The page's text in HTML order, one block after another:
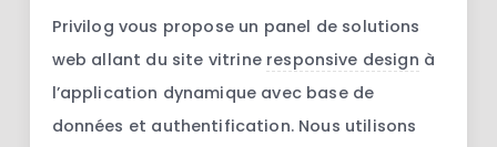
Privilog vous propose un panel de solutions
web allant du site vitrine responsive design à
l’application dynamique avec base de
données et authentification. Nous utilisons